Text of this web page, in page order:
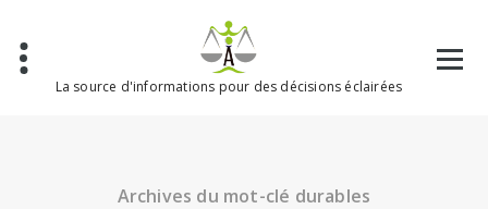
contenu
La source d'informations pour des décisions éclairées
Archives du mot-clé durables